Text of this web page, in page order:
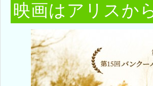
映画はアリスか